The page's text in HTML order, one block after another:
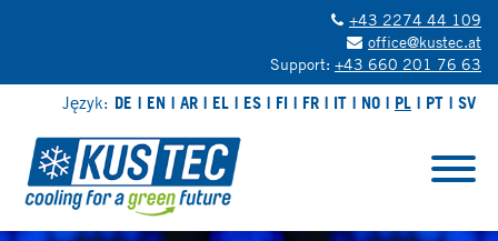
+43 2274 44 109
office@kustec.at
Support: +43 660 201 76 63
Język: DE EN AR EL ES FI FR IT NO PL PT SV